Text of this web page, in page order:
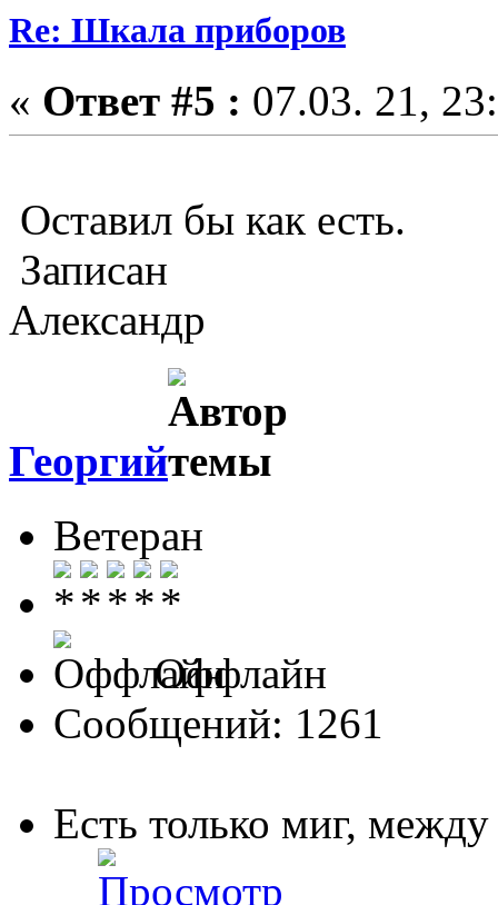
Re: Шкала приборов
« Ответ #5 : 07.03. 21,
Оставил бы как есть.
Записан
Александр
Георгий
Ветеран
Оффлайн
Сообщений: 1261
Есть только миг,